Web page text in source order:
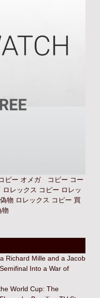
ピー オメガ コピー コー
ロレックス コピー ロレッ
物 ロレックス コピー 買
物
Richard Mille and a Jacob
Into a War of
World Cup: The